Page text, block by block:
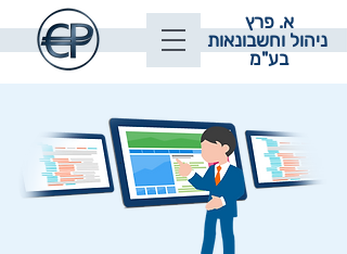
א. פרץ
ניהול וחשבונאות
בע"מ